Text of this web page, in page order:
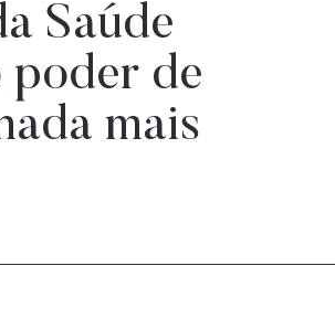
Saúde
poder de
mais